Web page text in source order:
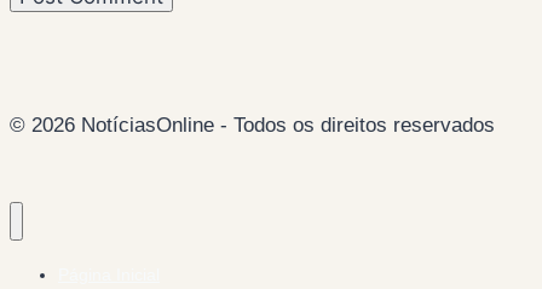
© 2026 NotíciasOnline - Todos os direitos reservados